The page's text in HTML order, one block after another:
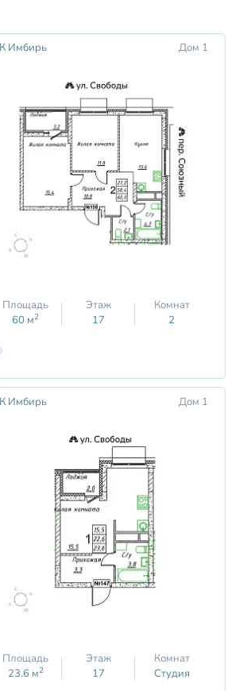
Имбирь Дом 1
Площадь
60 м2
Этаж
17
Комнат
2
Имбирь Дом 1
Площадь
23.6м2
Этаж
17
Комнат
Студия